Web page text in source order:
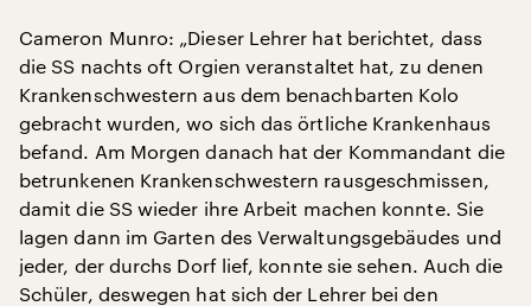
Cameron Munro: „Dieser Lehrer hat berichtet, dass
die SS nachts oft Orgien veranstaltet hat, zu denen
Krankenschwestern aus dem benachbarten Kolo
gebracht wurden, wo sich das örtliche Krankenhaus
befand. Am Morgen danach hat der Kommandant die
betrunkenen Krankenschwestern rausgeschmissen,
damit die SS wieder ihre Arbeit machen konnte. Sie
lagen dann im Garten des Verwaltungsgebäudes und
jeder, der durchs Dorf lief, konnte sie sehen. Auch die
Schüler, deswegen hat sich der Lehrer bei den